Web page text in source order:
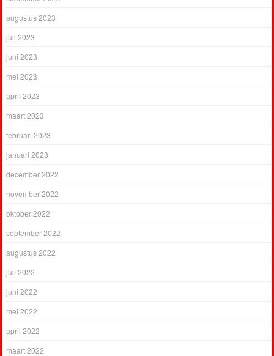
augustus 2023
juli 2023
juni 2023
mei 2023
april 2023
maart 2023
februari 2023
januari 2023
december 2022
november 2022
oktober 2022
september 2022
augustus 2022
juli 2022
juni 2022
mei 2022
april 2022
maart 2022